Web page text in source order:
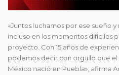
«Juntos luchamos por ese sueño
incluso en los momentos difíciles
proyecto. Con 15 años de
podemos decir con orgullo que el
México nació en Puebla», afirma